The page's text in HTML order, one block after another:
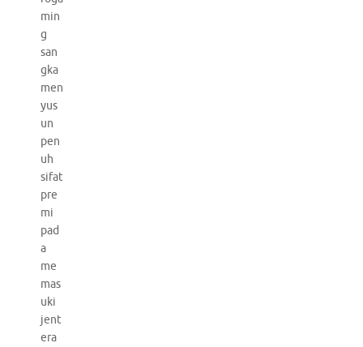
min
g
san
gka
men
yus
un
pen
uh
sifat
pre
mi
pad
a
me
mas
uki
jent
era